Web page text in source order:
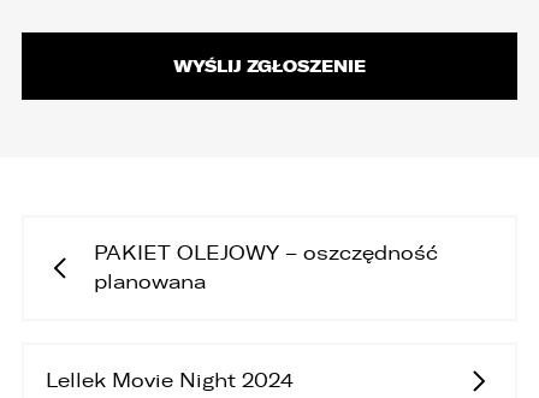
PAKIET OLEJOWY – oszczędność
planowana
Lellek Movie Night 2024